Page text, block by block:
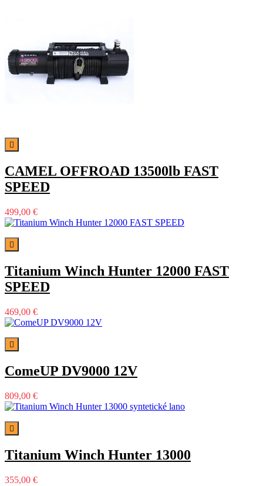

CAMEL OFFROAD 13500lb FAST
SPEED
499,00 €

Titanium Winch Hunter 12000 FAST
SPEED
469,00 €

ComeUP DV9000 12V
809,00 €

Titanium Winch Hunter 13000
355,00 €